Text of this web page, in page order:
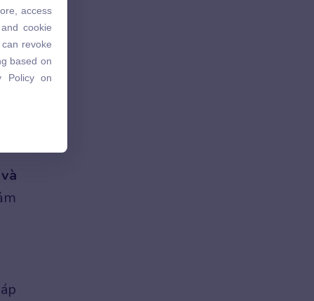
cookie
on
access
cookie
revoke
based on
Policy on